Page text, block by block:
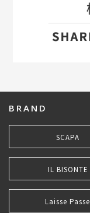
BRAND
SCAPA
IL BISONTE
Laisse Passe